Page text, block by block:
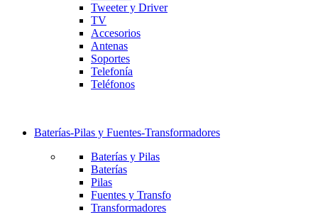
Tweeter y Driver
TV
Accesorios
Antenas
Soportes
Telefonía
Teléfonos
Baterías-Pilas y Fuentes-Transformadores
Baterías y Pilas
Baterías
Pilas
Fuentes y Transfo
Transformadores